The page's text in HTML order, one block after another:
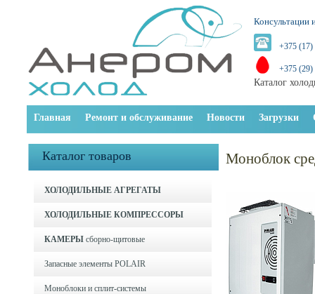
Консультации
+375 (17)
+375 (29)
Каталог
Главная Ремонт и обслуживание Новости Загрузки
Каталог товаров
ХОЛОДИЛЬНЫЕ АГРЕГАТЫ
ХОЛОДИЛЬНЫЕ КОМПРЕССОРЫ
КАМЕРЫ сборно-щитовые
Запасные элементы POLAIR
Моноблоки и cплит-системы
Моноблок